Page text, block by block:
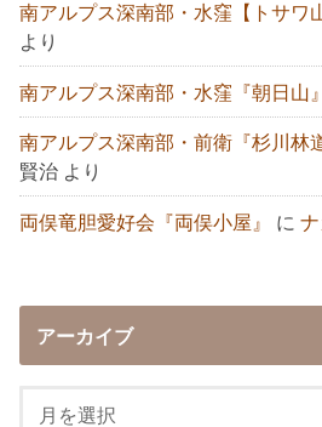
南アルプス深南部・水窪【トサワ
より
南アルプス深南部・水窪『朝日山』
南アルプス深南部・前衛『杉川林
賢治 より
両俣竜胆愛好会『両俣小屋』 に
アーカイブ